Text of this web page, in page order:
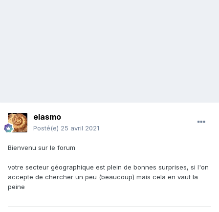
elasmo
Posté(e) 25 avril 2021
Bienvenu sur le forum
votre secteur géographique est plein de bonnes surprises, si l'on
accepte de chercher un peu (beaucoup) mais cela en vaut la
peine